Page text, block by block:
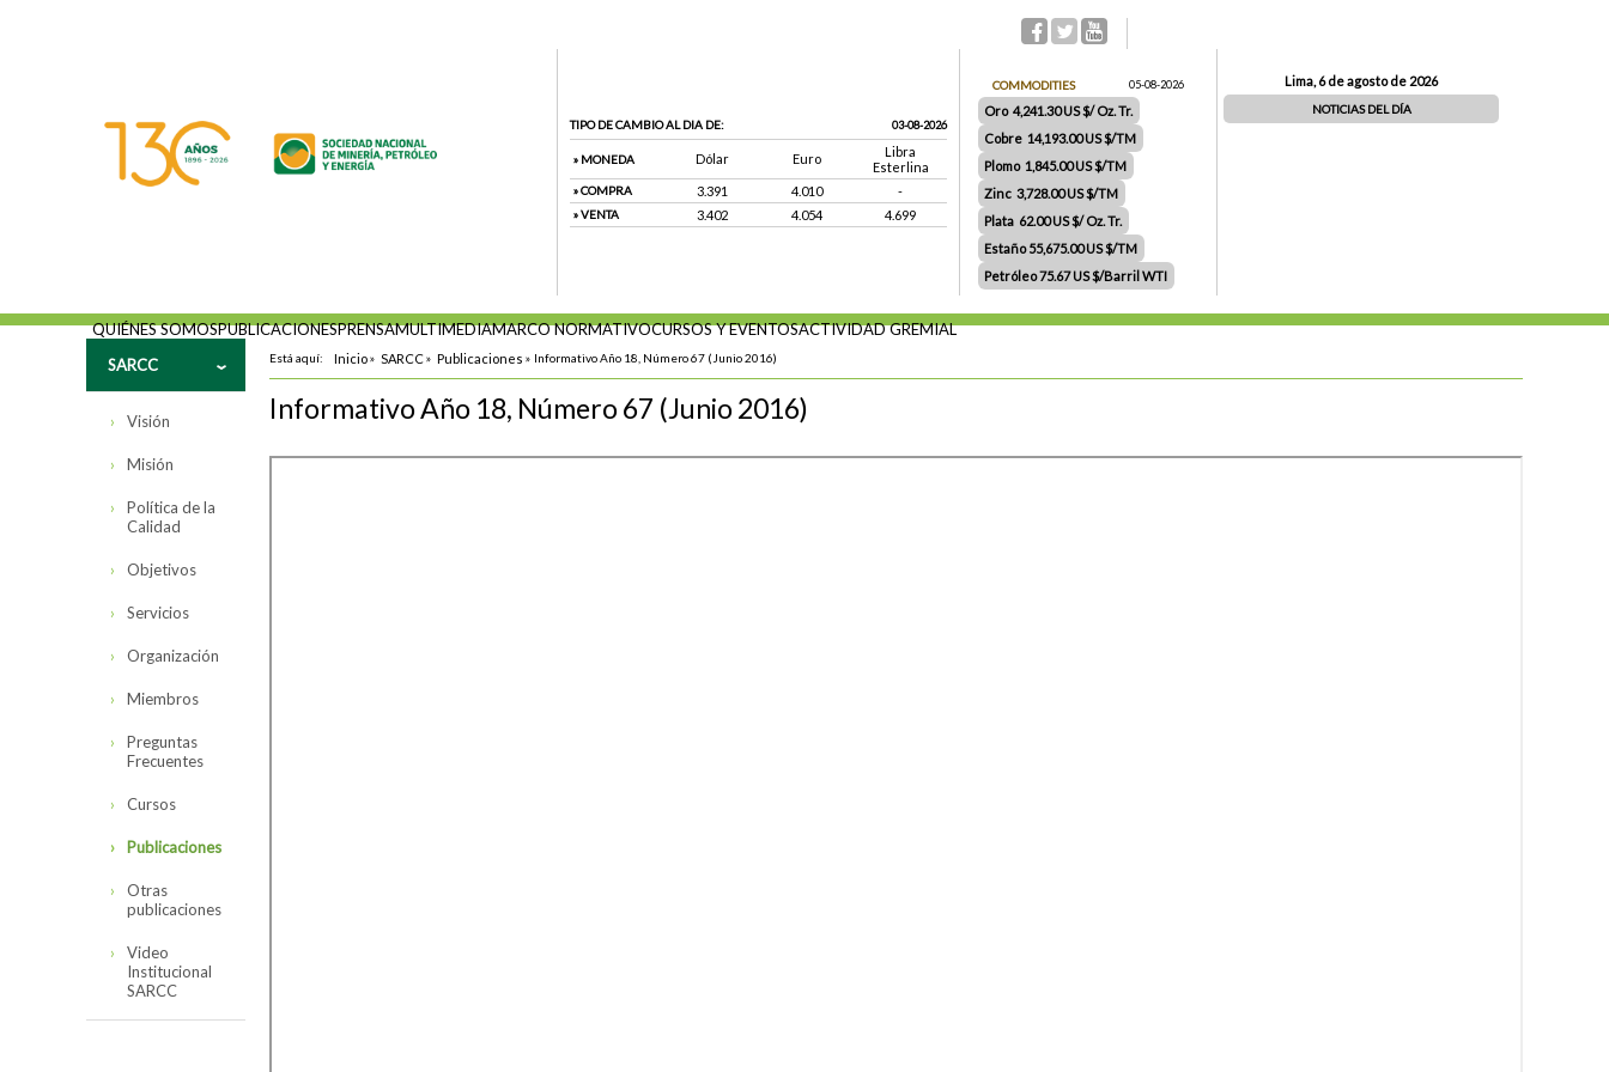
TIPO DE CAMBIO AL DIA DE: 03-08-2026
» MONEDA Dólar Euro
Libra
Esterlina
» COMPRA 3.391 4.010 -
» VENTA 3.402 4.054 4.699
COMMODITIES 05-08-2026
Oro 4,241.30 US $/ Oz. Tr.
Cobre 14,193.00 US $/TM
Plomo 1,845.00 US $/TM
Zinc 3,728.00 US $/TM
Plata 62.00 US $/ Oz. Tr.
Estaño 55,675.00 US $/TM
Petróleo 75.67 US $/Barril WTI
Lima, 6 de agosto de 2026
NOTICIAS DEL DÍA
QUIÉNES SOMOSPUBLICACIONESPRENSAMULTIMEDIAMARCO NORMATIVOCURSOS Y EVENTOSACTIVIDAD GREMIAL
SARCC
Visión
Misión
Política de la
Calidad
Objetivos
Servicios
Organización
Miembros
Preguntas
Frecuentes
Cursos
Publicaciones
Otras
publicaciones
Video
Institucional
SARCC
Está aquí: Inicio» SARCC» Publicaciones » Informativo Año 18, Número 67 (Junio 2016)
Informativo Año 18, Número 67 (Junio 2016)